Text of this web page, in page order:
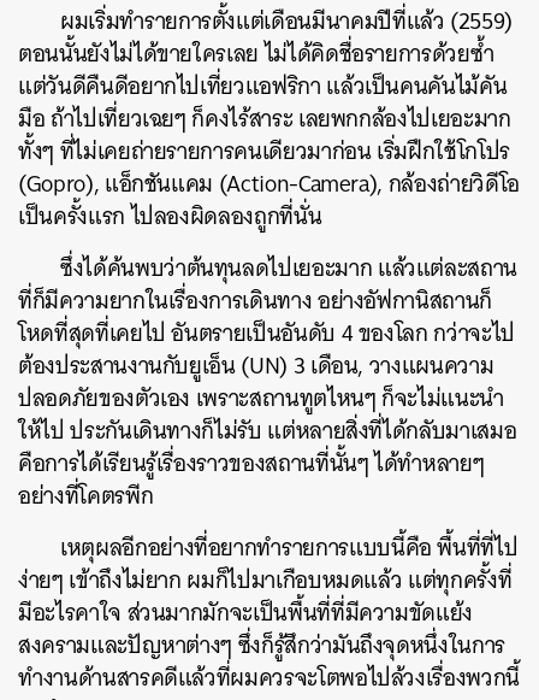
ผมเริ่มทำรายการตั้งแต่เดือนมีนาคมปีที่แล้ว (2559)
ตอนนั้นยังไม่ได้ขายใครเลย ไม่ได้คิดชื่อรายการด้วยซ้ำ
แต่วันดีคืนดีอยากไปเที่ยวแอฟริกา แล้วเป็นคนคันไม้คัน
มือ ถ้าไปเที่ยวเฉยๆ ก็คงไร้สาระ เลยพกกล้องไปเยอะมาก
ทั้งๆ ที่ไม่เคยถ่ายรายการคนเดียวมาก่อน เริ่มฝึกใช้โกโปร
(Gopro), แอ็กชันแคม (Action-Camera), กล้องถ่ายวิดีโอ
เป็นครั้งแรก ไปลองผิดลองถูกที่นั่น
ซึ่งได้ค้นพบว่าต้นทุนลดไปเยอะมาก แล้วแต่ละสถาน
ที่ก็มีความยากในเรื่องการเดินทาง อย่างอัฟกานิสถานก็
โหดที่สุดที่เคยไป อันตรายเป็นอันดับ 4 ของโลก กว่าจะไป
ต้องประสานงานกับยูเอ็น (UN) 3 เดือน, วางแผนความ
ปลอดภัยของตัวเอง เพราะสถานทูตไหนๆ ก็จะไม่แนะนำ
ให้ไป ประกันเดินทางก็ไม่รับ แต่หลายสิ่งที่ได้กลับมาเสมอ
คือการได้เรียนรู้เรื่องราวของสถานที่นั้นๆ ได้ทำหลายๆ
อย่างที่โคตรพีก
เหตุผลอีกอย่างที่อยากทำรายการแบบนี้คือ พื้นที่ที่ไป
ง่ายๆ เข้าถึงไม่ยาก ผมก็ไปมาเกือบหมดแล้ว แต่ทุกครั้งที่
มีอะไรคาใจ ส่วนมากมักจะเป็นพื้นที่ที่มีความขัดแย้ง
สงครามและปัญหาต่างๆ ซึ่งก็รู้สึกว่ามันถึงจุดหนึ่งในการ
ทำงานด้านสารคดีแล้วที่ผมควรจะโตพอไปล้วงเรื่องพวกนี้